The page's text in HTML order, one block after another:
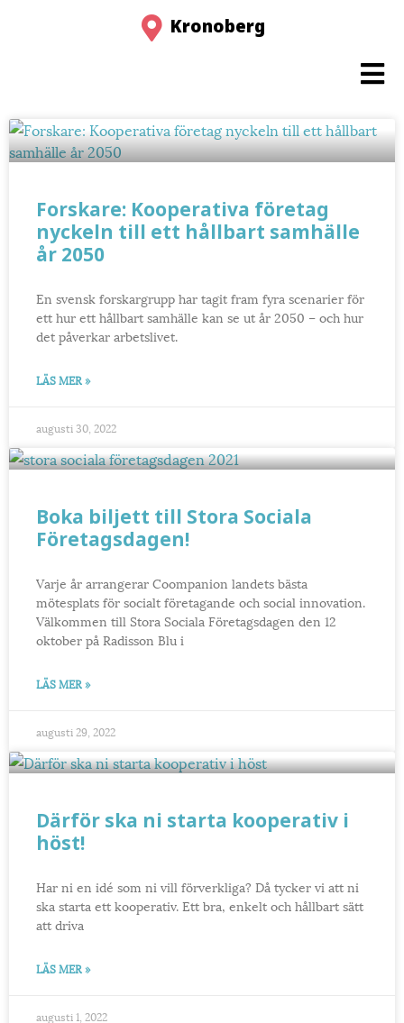
Kronoberg
Forskare: Kooperativa företag
nyckeln till ett hållbart samhälle
år 2050
En svensk forskargrupp har tagit fram fyra scenarier för
ett hur ett hållbart samhälle kan se ut år 2050 – och hur
det påverkar arbetslivet.
LÄS MER »
augusti 30, 2022
Boka biljett till Stora Sociala
Företagsdagen!
Varje år arrangerar Coompanion landets bästa
mötesplats för socialt företagande och social innovation.
Välkommen till Stora Sociala Företagsdagen den 12
oktober på Radisson Blu i
LÄS MER »
augusti 29, 2022
Därför ska ni starta kooperativ i
höst!
Har ni en idé som ni vill förverkliga? Då tycker vi att ni
ska starta ett kooperativ. Ett bra, enkelt och hållbart sätt
att driva
LÄS MER »
augusti 1, 2022